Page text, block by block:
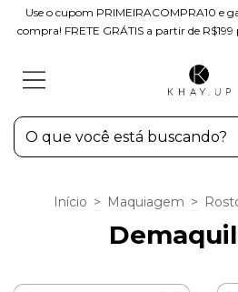
Use o cupom PRIMEIRACOMPRA10 e
compra! FRETE GRÁTIS a partir de
Início > Maquiagem >